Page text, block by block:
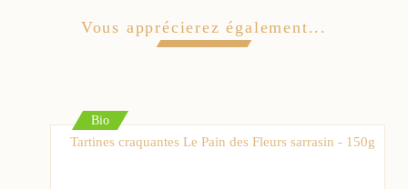
Vous apprécierez également...
Bio
Tartines craquantes Le Pain des Fleurs sarrasin - 150g